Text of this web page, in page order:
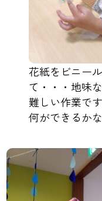
花紙をビニー
て・・・地味
難しい作業です
何ができるか